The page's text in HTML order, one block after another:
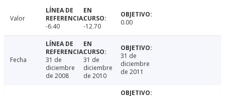
Valor
-6.40
-12.70 0.00
Fecha
31 de
diciembre
de 2008
31 de
diciembre
de 2010
31 de
diciembre
de 2011